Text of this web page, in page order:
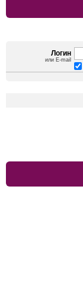
Логин
или E-mail